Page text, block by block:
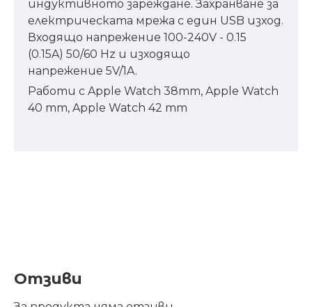
индуктивното зареждане. Захранване за
електрическата мрежа с един USB изход.
Входящо напрежение 100-240V - 0.15
(0.15A) 50/60 Hz и изходящо
напрежение 5V/1A.
Работи с Apple Watch 38mm, Apple Watch
40 mm, Apple Watch 42 mm
Отзиви